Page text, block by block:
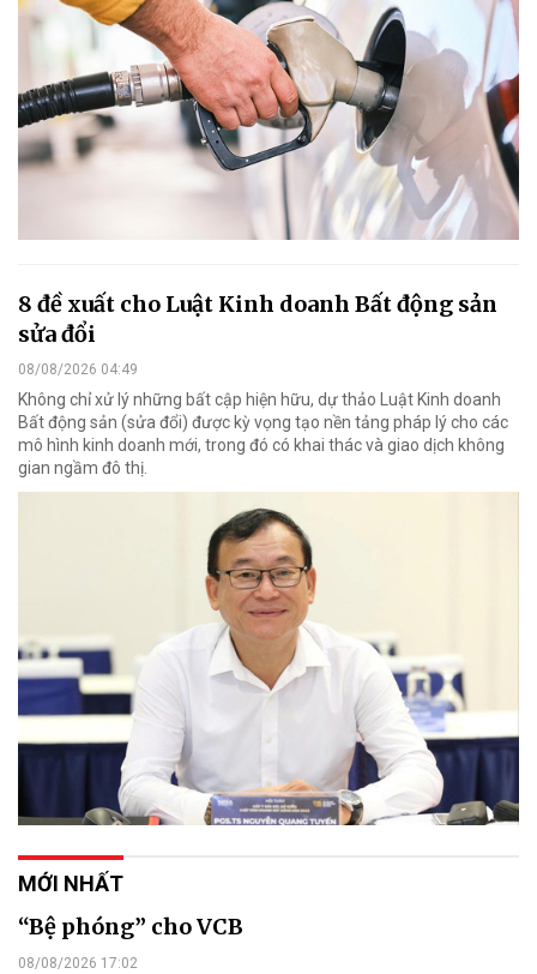
8 đề xuất cho Luật Kinh doanh Bất động sản
sửa đổi
08/08/2026 04:49
Không chỉ xử lý những bất cập hiện hữu, dự thảo Luật Kinh doanh
Bất động sản (sửa đổi) được kỳ vọng tạo nền tảng pháp lý cho các
mô hình kinh doanh mới, trong đó có khai thác và giao dịch không
gian ngầm đô thị.
MỚI NHẤT
“Bệ phóng” cho VCB
08/08/2026 17:02